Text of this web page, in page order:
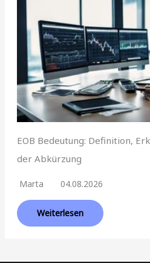
EOB Bedeutung: Definition,
der Abkürzung
Marta 04.08.2026
Weiterlesen